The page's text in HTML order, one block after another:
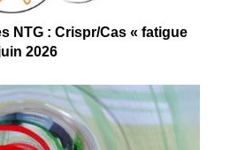
NTG : Crispr/Cas « fatigue
2026